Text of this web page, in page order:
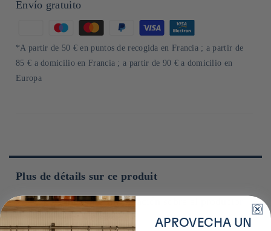
Envío gratuito
de
pago
*A partir de 50 € en puntos de recogida en Francia ; a partir de
85 € a domicilio en Francia ; a partir de 90 € a domicilio en
Europa
Plus de détails sur ce produit
Obtenga más información sobre el productor
APROVECHA UN